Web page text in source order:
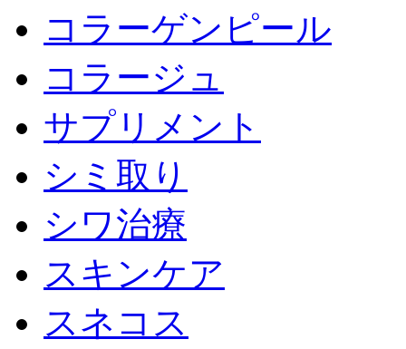
コラーゲンピール
コラージュ
サプリメント
シミ取り
シワ治療
スキンケア
スネコス